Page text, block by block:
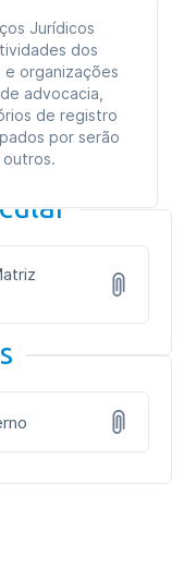
Jurídicos
dos
e organizações
advocacia,
de registro
por serão